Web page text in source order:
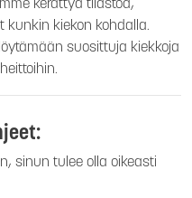
kerättyä tilastoa,
kunkin kiekon kohdalla.
suosittuja kiekkoja
sinun tulee olla oikeasti